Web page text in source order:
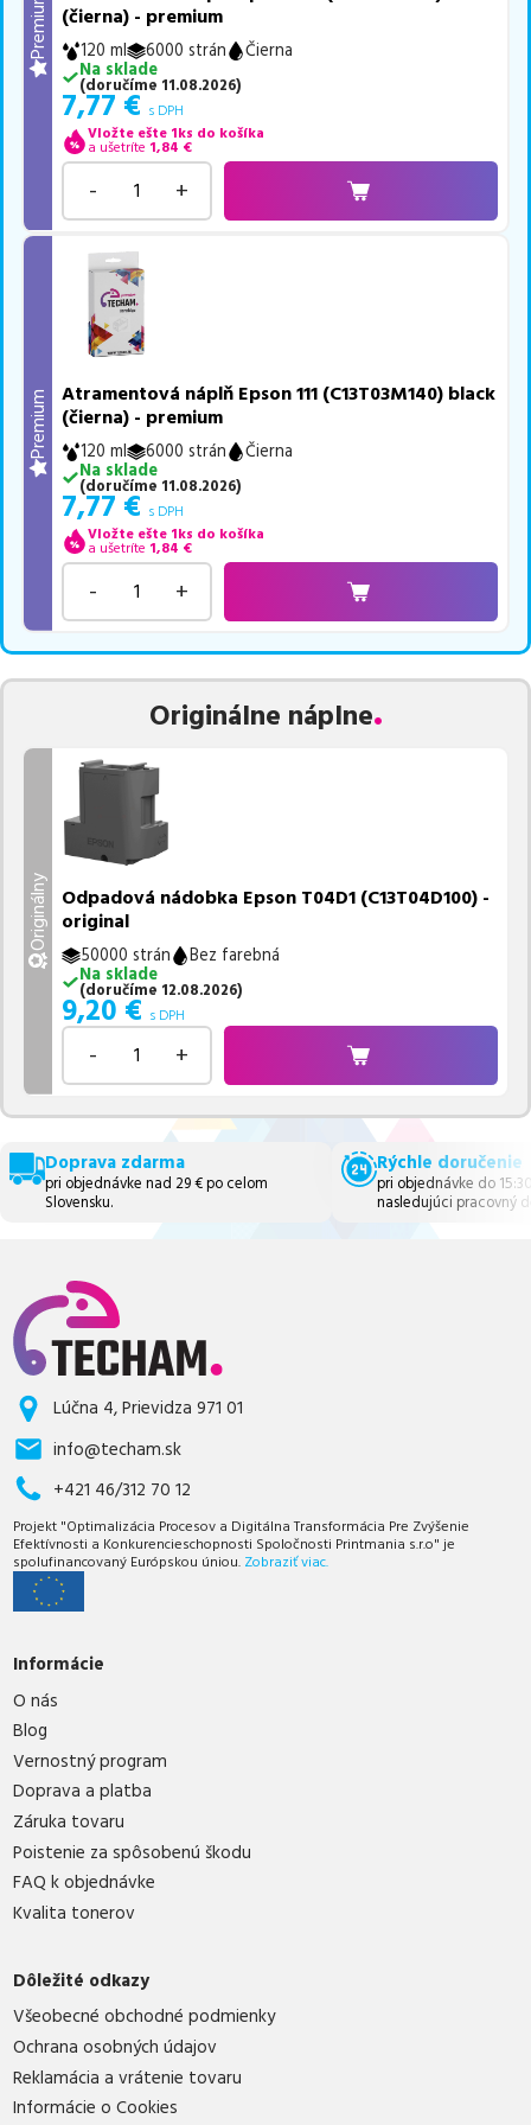
Premium
(čierna) - premium
120 ml 6000 strán
Čierna
Na sklade
(doručíme 11.08.2026)
7,77 € s DPH
Vložte ešte 1ks do košíka
a ušetríte 1,84 €
- +
Premium
Atramentová náplň Epson 111 (C13T03M140) black
(čierna) - premium
120 ml 6000 strán
Čierna
Na sklade
(doručíme 11.08.2026)
7,77 € s DPH
Vložte ešte 1ks do košíka
a ušetríte 1,84 €
- +
Originálne náplne
Originálny Odpadová nádobka Epson T04D1 (C13T04D100) -
original
50000 strán
Bez farebná
Na sklade
(doručíme 12.08.2026)
9,20 € s DPH
- +
Doprava zdarma
pri objednávke nad 29 € po celom
Slovensku.
Rýchle doručenie
pri objednávke do
nasledujúci pracovný
Lúčna 4, Prievidza 971 01
info@techam.sk
+421 46/312 70 12
Projekt "Optimalizácia Procesov a Digitálna Transformácia Pre Zvýšenie
Efektívnosti a Konkurencieschopnosti Spoločnosti Printmania s.r.o" je
spolufinancovaný Európskou úniou. Zobraziť viac.
Informácie
O nás
Blog
Vernostný program
Doprava a platba
Záruka tovaru
Poistenie za spôsobenú škodu
FAQ k objednávke
Kvalita tonerov
Dôležité odkazy
Všeobecné obchodné podmienky
Ochrana osobných údajov
Reklamácia a vrátenie tovaru
Informácie o Cookies